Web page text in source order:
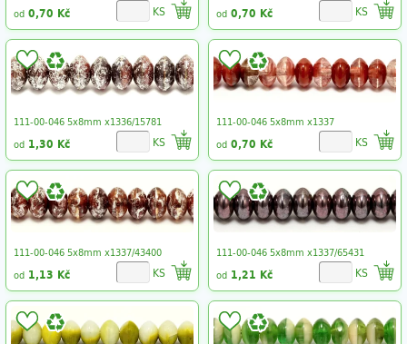
od 0,70 Kč KS
od 0,70 Kč KS
111-00-046 5x8mm x1336/15781
od 1,30 Kč KS
111-00-046 5x8mm x1337
od 0,70 Kč KS
111-00-046 5x8mm x1337/43400
od 1,13 Kč KS
111-00-046 5x8mm x1337/65431
od 1,21 Kč KS